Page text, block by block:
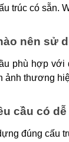
trúc có sẵn.
nên sử
phù hợp với
ảnh thương
cầu có
đúng cấu